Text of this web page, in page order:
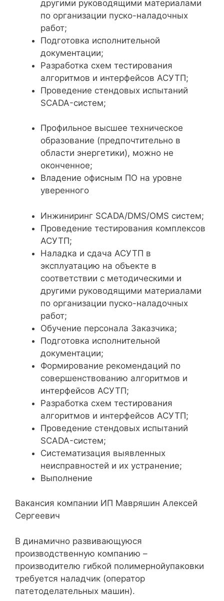
другими руководящими материалами
по организации пуско-наладочных
работ;
Подготовка исполнительной
документации;
Разработка схем тестирования
алгоритмов и интерфейсов АСУТП;
Проведение стендовых испытаний
SCADA-систем;
Профильное высшее техническое
образование (предпочтительно в
области энергетики), можно не
оконченное;
Владение офисным ПО на уровне
уверенного
Инжиниринг SCADA/DMS/OMS систем;
Проведение тестирования комплексов
АСУТП;
Наладка и сдача АСУТП в
эксплуатацию на объекте в
соответствии с методическими и
другими руководящими материалами
по организации пуско-наладочных
работ;
Обучение персонала Заказчика;
Подготовка исполнительной
документации;
Формирование рекомендаций по
совершенствованию алгоритмов и
интерфейсов АСУТП;
Разработка схем тестирования
алгоритмов и интерфейсов АСУТП;
Проведение стендовых испытаний
SCADA-систем;
Систематизация выявленных
неисправностей и их устранение;
Выполнение
Вакансия компании ИП Мавряшин Алексей
Сергеевич
В динамично развивающуюся
производственную компанию –
производителю гибкой полимернойупаковки
требуется наладчик (оператор
патетоделательных машин).